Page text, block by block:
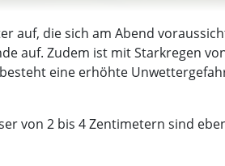
auf, die sich am Abend
auf. Zudem ist mit Starkregen
eine erhöhte
von 2 bis 4 Zentimetern sind